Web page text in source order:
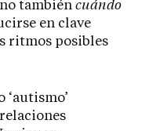
también cuándo
en clave
ritmos posibles